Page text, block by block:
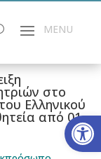
στο
Ελληνικού
από 01-